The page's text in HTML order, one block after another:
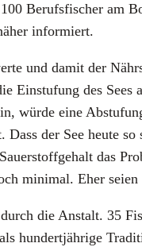
Berufs­fi­scher am
infor­miert.
und damit der
des Sees
wür­de eine
der See heu­te
das
mini­mal. Eher
die Anstalt. 35
hun­dert­jäh­ri­ge